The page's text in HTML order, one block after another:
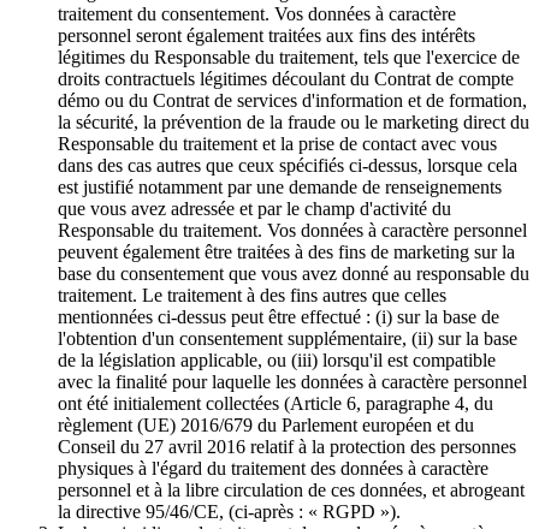
traitement du consentement. Vos données à caractère
personnel seront également traitées aux fins des intérêts
légitimes du Responsable du traitement, tels que l'exercice de
droits contractuels légitimes découlant du Contrat de compte
démo ou du Contrat de services d'information et de formation,
la sécurité, la prévention de la fraude ou le marketing direct du
Responsable du traitement et la prise de contact avec vous
dans des cas autres que ceux spécifiés ci-dessus, lorsque cela
est justifié notamment par une demande de renseignements
que vous avez adressée et par le champ d'activité du
Responsable du traitement. Vos données à caractère personnel
peuvent également être traitées à des fins de marketing sur la
base du consentement que vous avez donné au responsable du
traitement. Le traitement à des fins autres que celles
mentionnées ci-dessus peut être effectué : (i) sur la base de
l'obtention d'un consentement supplémentaire, (ii) sur la base
de la législation applicable, ou (iii) lorsqu'il est compatible
avec la finalité pour laquelle les données à caractère personnel
ont été initialement collectées (Article 6, paragraphe 4, du
règlement (UE) 2016/679 du Parlement européen et du
Conseil du 27 avril 2016 relatif à la protection des personnes
physiques à l'égard du traitement des données à caractère
personnel et à la libre circulation de ces données, et abrogeant
la directive 95/46/CE, (ci-après : « RGPD »).